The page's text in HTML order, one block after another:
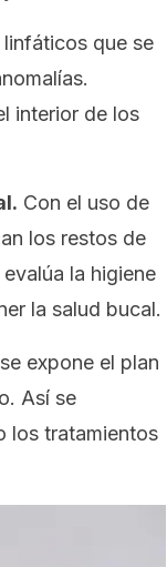
que se
interior de los
Con el uso de
los restos de
la higiene
la salud bucal.
expone el plan
Así se
los tratamientos